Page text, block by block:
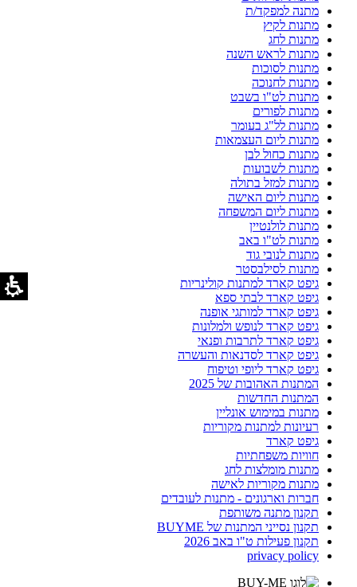
מתנה למפקד/ת
מתנות לקיץ
מתנות לחג
מתנות לראש השנה
מתנות לסוכות
מתנות לחנוכה
מתנות לט"ו בשבט
מתנות לפורים
מתנות לל"ג בעומר
מתנות ליום העצמאות
מתנות כחול לבן
מתנות לשבועות
מתנות למזל בתולה
מתנות ליום האישה
מתנות ליום המשפחה
מתנות לולנטיין
מתנות לט"ו באב
מתנות לנובי גוד
מתנות לסילבסטר
גיפט קארד למתנות קולינריות
גיפט קארד לבתי ספא
גיפט קארד למותגי אופנה
גיפט קארד לנופש ולמלונות
גיפט קארד לתרבות ופנאי
גיפט קארד לסדנאות והעשרה
גיפט קארד ליופי וטיפוח
המתנות האהובות של 2025
המתנות החדשות
מתנות במימוש אונליין
רעיונות למתנות מקוריות
גיפט קארד
חוויות משפחתיות
מתנות מומלצות לחג
מתנות מקוריות לאישה
חברות וארגונים - מתנות לעובדים
תקנון מתנה משותפת
תקנון נסייני המתנות של BUYME
תקנון פעילות ט"ו באב 2026
privacy policy